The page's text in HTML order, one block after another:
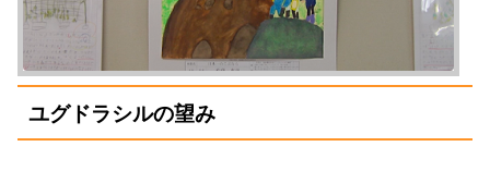
ユグドラシルの望み